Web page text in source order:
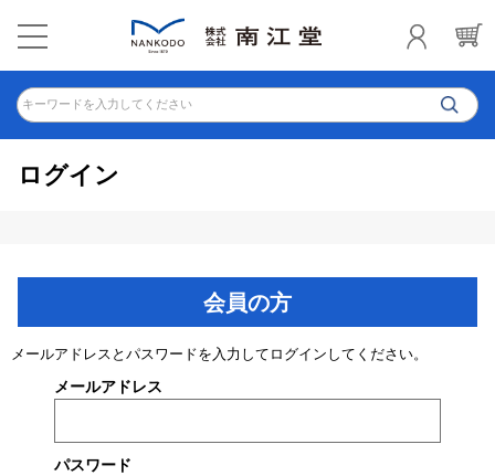
キーワードを入力してください
ログイン
会員の方
メールアドレスとパスワードを入力してログインしてください。
メールアドレス
パスワード